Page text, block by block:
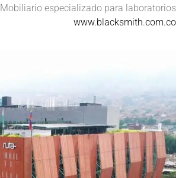
Mobiliario especializado para laboratorios
www.blacksmith.com.co